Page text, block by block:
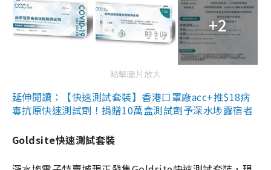
+2
點擊圖片放大
延伸閱讀：【快速測試套裝】香港口罩廠acc+推$18病
毒抗原快速測試劑！捐贈10萬盒測試劑予深水埗露宿者
Goldsite快速測試套裝